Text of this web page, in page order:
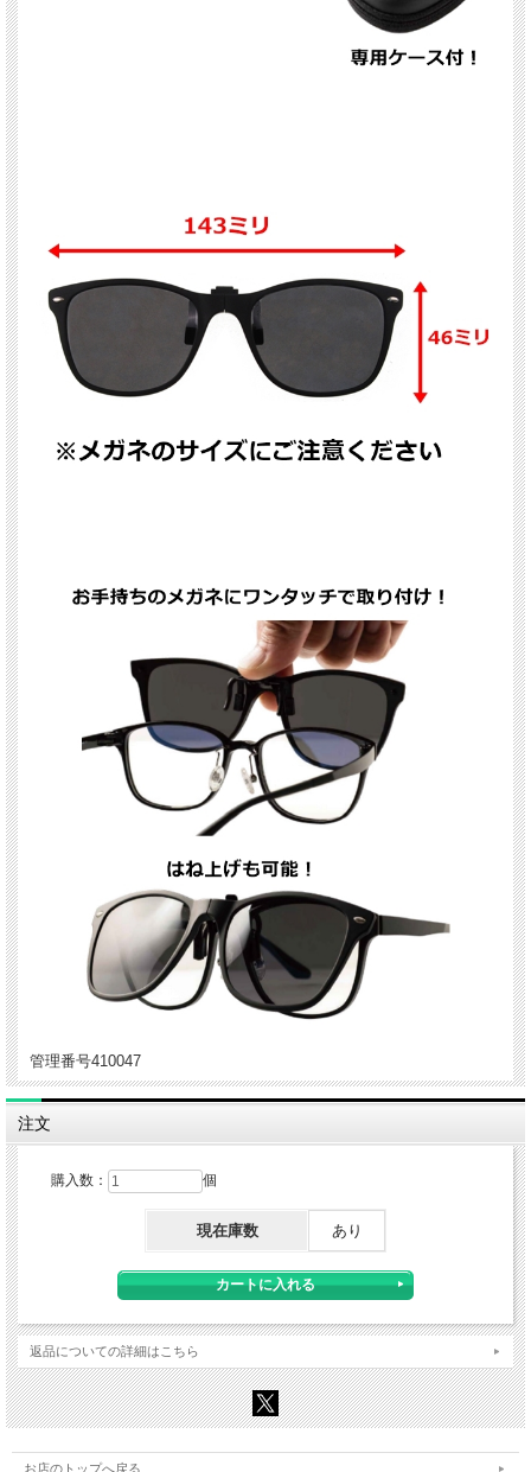
管理番号410047
注文
購入数： 個
現在庫数 あり
返品についての詳細はこちら
お店のトップへ戻る